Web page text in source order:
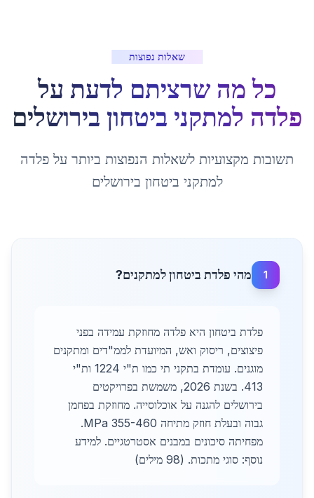
שאלות נפוצות
כל מה שרציתם לדעת על
פלדה למתקני ביטחון בירושלים
תשובות מקצועיות לשאלות הנפוצות ביותר על פלדה
למתקני ביטחון בירושלים
1 מהי פלדת ביטחון למתקנים?
פלדת ביטחון היא פלדה מחוזקת עמידה בפני
פיצוצים, ריסוק ואש, המיועדת לממ"דים ומתקנים
מוגנים. עומדת בתקני תי כמו ת"י 1224 ות"י
413. בשנת 2026, משמשת בפרויקטים
בירושלים להגנה על אוכלוסייה. מחוזקת בפחמן
גבוה ובעלת חוזק מתיחה 355-460 MPa.
מפחיתה סיכונים במבנים אסטרטגיים. למידע
נוסף: סוגי מתכות. (98 מילים)